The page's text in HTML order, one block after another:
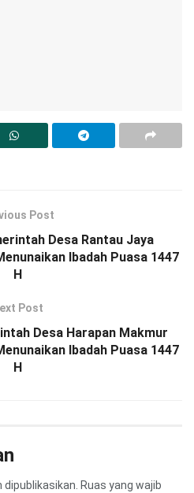
Post
Desa Rantau Jaya
Ibadah Puasa 1447
H
Post
Desa Harapan Makmur
Ibadah Puasa 1447
H
Ruas yang wajib